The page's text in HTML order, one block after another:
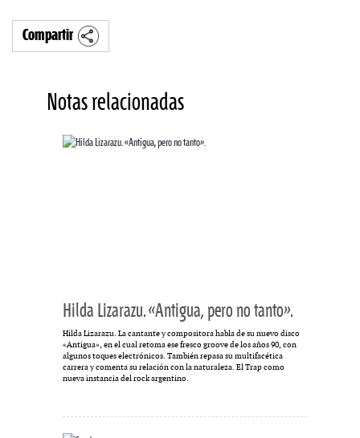
Compartir
Notas relacionadas
Hilda Lizarazu. «Antigua, pero no tanto».
Hilda Lizarazu. La cantante y compositora habla de su nuevo disco
«Antigua», en el cual retoma ese fresco groove de los años 90, con
algunos toques electrónicos. También repasa su multifacética
carrera y comenta su relación con la naturaleza. El Trap como
nueva instancia del rock argentino.